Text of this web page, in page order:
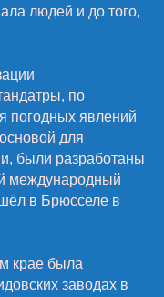
людей и до того,
по
погодных явлений
для
были разработаны
международный
в Брюсселе в
крае была
заводах в